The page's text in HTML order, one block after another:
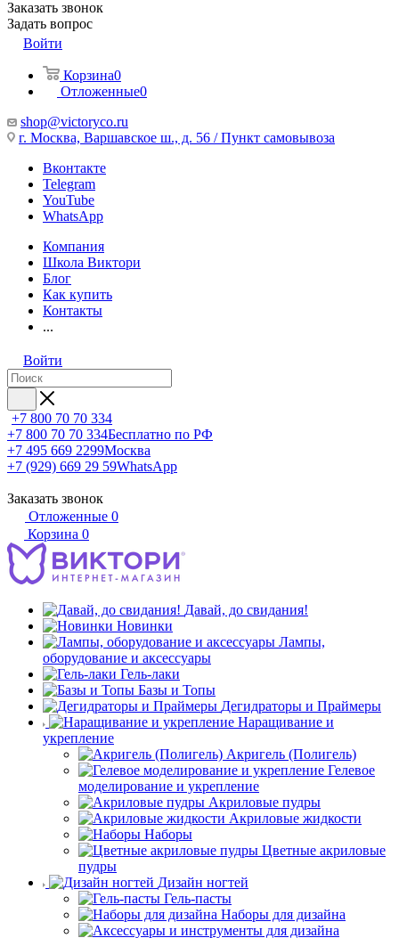
Заказать звонок
Задать вопрос
Войти
Корзина0
Отложенные0
shop@victoryco.ru
г. Москва, Варшавское ш., д. 56 / Пункт самовывоза
Вконтакте
Telegram
YouTube
WhatsApp
Компания
Школа Виктори
Блог
Как купить
Контакты
...
Войти
+7 800 70 70 334
+7 800 70 70 334Бесплатно по РФ
+7 495 669 2299Москва
+7 (929) 669 29 59WhatsApp
Заказать звонок
Отложенные 0
Корзина 0
Давай, до свидания!
Новинки
Лампы,
оборудование и аксессуары
Гель-лаки
Базы и Топы
Дегидраторы и Праймеры
Наращивание и
укрепление
Акригель (Полигель)
Гелевое
моделирование и укрепление
Акриловые пудры
Акриловые жидкости
Наборы
Цветные акриловые
пудры
Дизайн ногтей
Гель-пасты
Наборы для дизайна